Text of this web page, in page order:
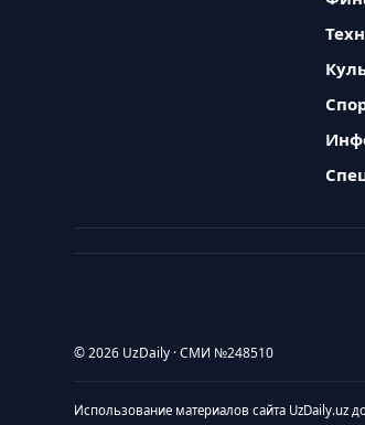
© 2026 UzDaily · СМИ №248510
Использование материалов сайта UzDaily.uz